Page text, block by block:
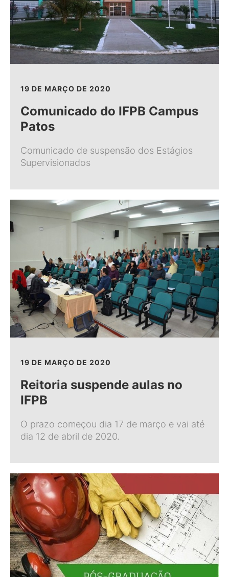
19 DE MARÇO DE 2020
Comunicado do IFPB Campus
Patos
Comunicado de suspensão dos Estágios
Supervisionados
19 DE MARÇO DE 2020
Reitoria suspende aulas no
IFPB
O prazo começou dia 17 de março e vai até
dia 12 de abril de 2020.